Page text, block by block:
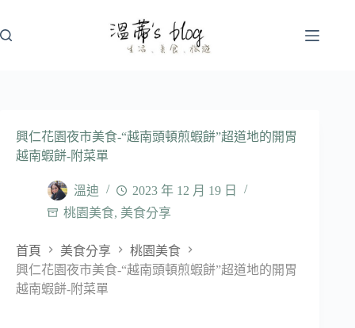
至
興仁花園夜市美食-“越南頭頓煎蝦餅”超道地的開胃
越南蝦餅-附菜單
溫迪
2023 年 12 月 19 日
桃園美食, 美食分享
首頁 美食分享
桃園美食
興仁花園夜市美食-“越南頭頓煎蝦餅”超道地的開胃
越南蝦餅-附菜單